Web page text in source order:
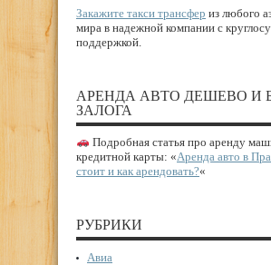
Закажите такси трансфер из любого
мира в надежной компании с
поддержкой.
АРЕНДА АВТО ДЕШЕВО И
ЗАЛОГА
Подробная статья про аренду
кредитной карты: «Аренда авто в
стоит и как арендовать?«
РУБРИКИ
Авиа